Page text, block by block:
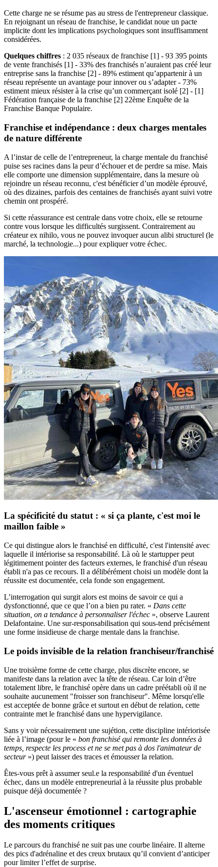
Cette charge ne se résume pas au stress de l'entrepreneur classique.
En rejoignant un réseau de franchise, le candidat noue un pacte
implicite dont les implications psychologiques sont insuffisamment
considérées.
Quelques chiffres : 2 035 réseaux de franchise [1] - 93 395 points
de vente franchisés [1] - 33% des franchisés n’auraient pas créé leur
entreprise sans la franchise [2] - 89% estiment qu’appartenir à un
réseau représente un avantage pour innover ou s’adapter - 73%
estiment mieux résister à la crise qu’un commerçant isolé [2] - [1]
Fédération française de la franchise [2] 22ème Enquête de la
Franchise Banque Populaire.
Franchise et indépendance : deux charges mentales
de nature différente
A l’instar de celle de l’entrepreneur, la charge mentale du franchisé
puise ses racines dans la peur d’échouer et de perdre sa mise. Mais
elle comporte une dimension supplémentaire, dans la mesure où
rejoindre un réseau reconnu, c'est bénéficier d’un modèle éprouvé,
où des dizaines, parfois des centaines de franchisés ayant suivi votre
chemin ont prospéré.
Si cette réassurance est centrale dans votre choix, elle se retourne
contre vous lorsque les difficultés surgissent. Contrairement au
créateur ex nihilo, vous ne pouvez invoquer aucun alibi structurel (le
marché, la technologie...) pour expliquer votre échec.
La spécificité du statut : « si ça plante, c'est moi le
maillon faible »
Ce qui distingue alors le franchisé en difficulté, c'est l'intensité avec
laquelle il intériorise sa responsabilité. Là où le startupper peut
légitimement pointer des facteurs externes, le franchisé d'un réseau
établi n'a pas ce recours. Il a délibérément choisi un modèle dont la
réussite est documentée, cela fonde son engagement.
L’interrogation qui surgit alors est moins de savoir ce qui a
dysfonctionné, que ce que l’on a bien pu rater. « Dans cette
situation, on a tendance à personnaliser l'échec », observe Laurent
Delafontaine. Une sur-responsabilisation qui sous-tend précisément
une forme insidieuse de charge mentale dans la franchise.
Le poids invisible de la relation franchiseur/franchisé
Une troisième forme de cette charge, plus discrète encore, se
manifeste dans la relation avec la tête de réseau. Car loin d’être
totalement libre, le franchisé opère dans un cadre préétabli où il ne
souhaite aucunement "froisser son franchiseur". Même lorsqu'elle
est acceptée de bonne grâce et surtout en début de relation, cette
contrainte met le franchisé dans une hypervigilance.
Sans y voir nécessairement une sujétion, cette discipline intériorisée
liée à l’image (pour le « bon franchisé qui remonte les données à
temps, respecte les process et ne se met pas à dos l'animateur de
secteur ») peut laisser des traces et émousser la relation.
Êtes-vous prêt à assumer seul.e la responsabilité d'un éventuel
échec, dans un modèle entrepreneurial à la réussite plus probable
puisque déjà documentée ?
L'ascenseur émotionnel : cartographie
des moments critiques
Le parcours du franchisé ne suit pas une courbe linéaire. Il alterne
des pics d'adrénaline et des creux brutaux qu’il convient d’anticiper
pour limiter l’effet de surprise.